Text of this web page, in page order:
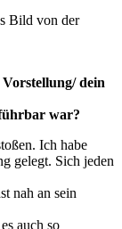
Bild von der
Vorstellung/ dein
war?
Ich habe
gelegt. Sich jeden
nah an sein
auch so